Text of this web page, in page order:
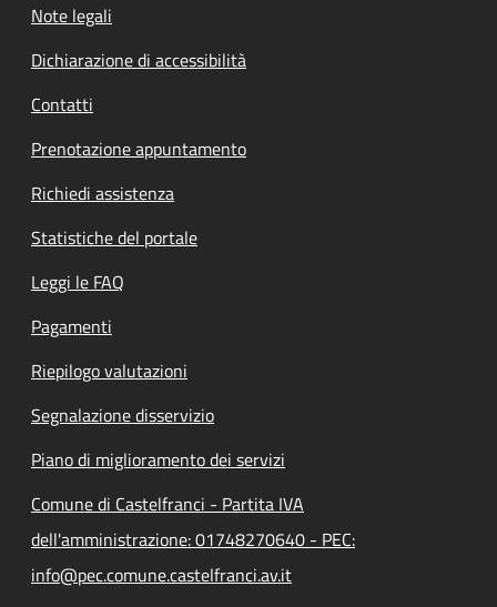
Note legali
Dichiarazione di accessibilità
Contatti
Prenotazione appuntamento
Richiedi assistenza
Statistiche del portale
Leggi le FAQ
Pagamenti
Riepilogo valutazioni
Segnalazione disservizio
Piano di miglioramento dei servizi
Comune di Castelfranci - Partita IVA
dell'amministrazione: 01748270640 - PEC:
info@pec.comune.castelfranci.av.it